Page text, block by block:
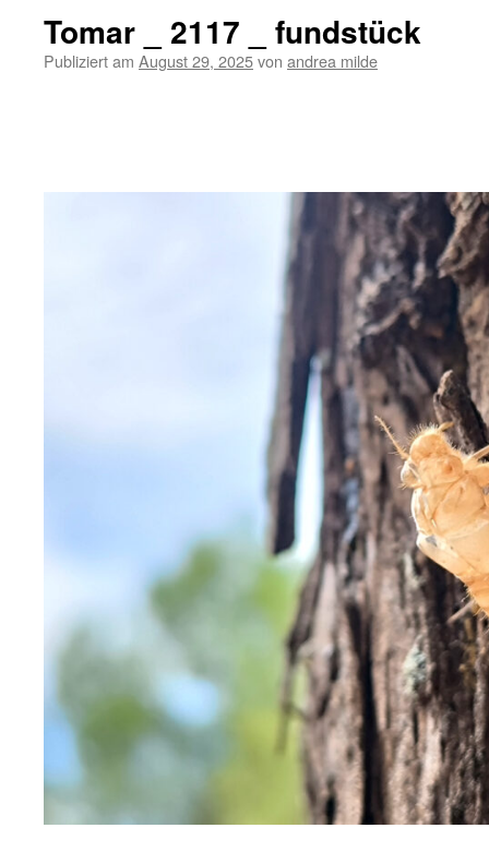
Tomar _ 2117 _ fundstück
Publiziert am August 29, 2025von andrea milde